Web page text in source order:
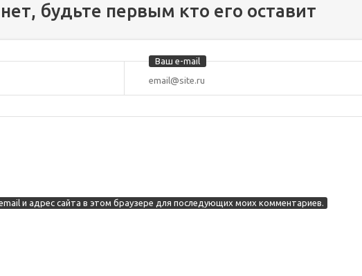
будьте первым кто его оставит
Ваш e-mail
и адрес сайта в этом браузере для последующих моих комментариев.